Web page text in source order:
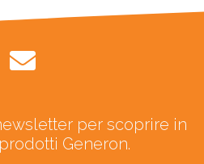
per scoprire in
Generon.